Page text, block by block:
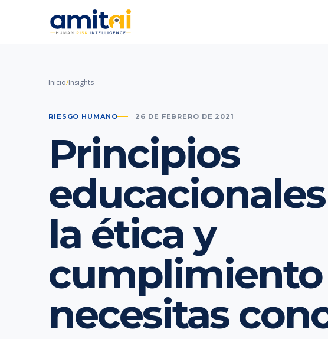
Inicio/Insights
RIESGO HUMANO 26 DE FEBRERO DE 2021
Principios
la ética y
necesitas